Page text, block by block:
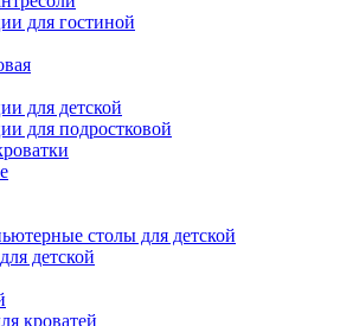
для гостиной
для детской
для подростковой
столы для детской
детской
кроватей